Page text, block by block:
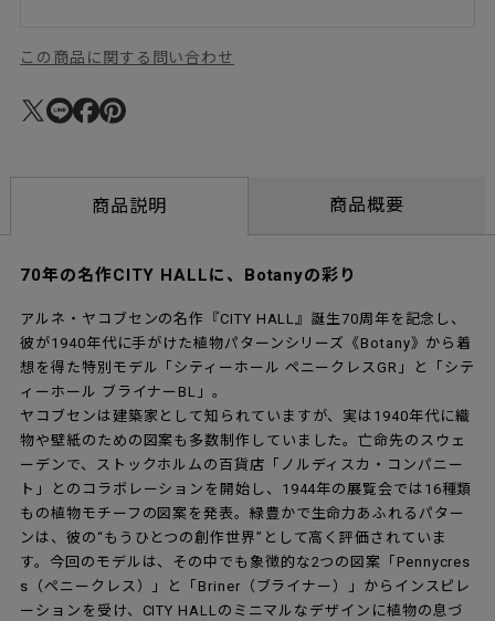
この商品に関する問い合わせ
商品説明 商品概要
70年の名作CITY HALLに、Botanyの彩り
アルネ・ヤコブセンの名作『CITY HALL』誕生70周年を記念し、
彼が1940年代に手がけた植物パターンシリーズ《Botany》から着
想を得た特別モデル「シティーホール ペニークレスGR」と「シテ
ィーホール ブライナーBL」。
ヤコブセンは建築家として知られていますが、実は1940年代に織
物や壁紙のための図案も多数制作していました。亡命先のスウェ
ーデンで、ストックホルムの百貨店「ノルディスカ・コンパニー
ト」とのコラボレーションを開始し、1944年の展覧会では16種類
もの植物モチーフの図案を発表。緑豊かで生命力あふれるパター
ンは、彼の“もうひとつの創作世界”として高く評価されていま
す。今回のモデルは、その中でも象徴的な2つの図案「Pennycres
s（ペニークレス）」と「Briner（ブライナー）」からインスピレ
ーションを受け、CITY HALLのミニマルなデザインに植物の息づ